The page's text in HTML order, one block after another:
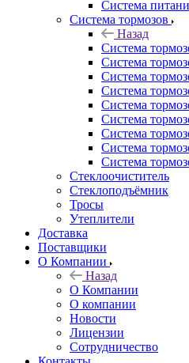
Система
Система тормозов
Назад
Система
Система
Система
Система
Система
Система
Система
Система
Система
Стеклоочиститель
Стеклоподъёмник
Тросы
Утеплители
Доставка
Поставщики
О Компании
Назад
О Компании
О компании
Новости
Лицензии
Сотрудничество